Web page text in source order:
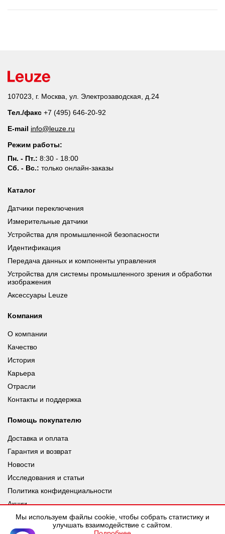
107023, г. Москва, ул. Электрозаводская, д.24
Тел./факс +7 (495) 646-20-92
E-mail info@leuze.ru
Режим работы:
Пн. - Пт.: 8:30 - 18:00
Сб. - Вс.: только онлайн-заказы
Каталог
Датчики переключения
Измерительные датчики
Устройства для промышленной безопасности
Идентификация
Передача данных и компоненты управления
Устройства для системы промышленного зрения и обработки
изображения
Аксессуары Leuze
Компания
О компании
Качество
История
Карьера
Отрасли
Контакты и поддержка
Помощь покупателю
Доставка и оплата
Гарантия и возврат
Новости
Исследования и статьи
Политика конфиденциальности
Акции
Мы используем файлы cookie, чтобы собрать статистику и
улучшать взаимодействие с сайтом.